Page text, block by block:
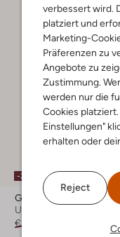
verbessert wird.
platziert und
Marketing-
Präferenzen zu
Angebote zu
Zustimmung.
werden nur die
Cookies
Einstellungen"
erhalten oder
Reject
-20%
Guess
Umhängetasche
€ 134,99